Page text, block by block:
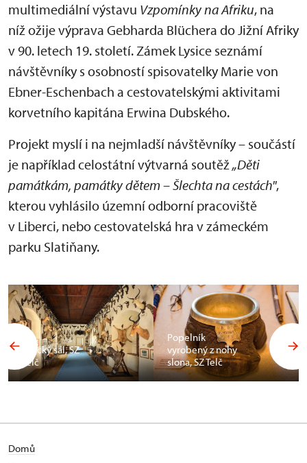
multimediální výstavu Vzpomínky na Afriku, na
níž ožije výprava Gebharda Blüchera do Jižní Afriky
v 90. letech 19. století. Zámek Lysice seznámí
návštěvníky s osobností spisovatelky Marie von
Ebner-Eschenbach a cestovatelskými aktivitami
korvetního kapitána Erwina Dubského.
Projekt myslí i na nejmladší návštěvníky – součástí
je například celostátní výtvarná soutěž„Děti
památkám, památky dětem – Šlechta na cestách",
kterou vyhlásilo územní odborní pracoviště
v Liberci, nebo cestovatelská hra v zámeckém
parku Slatiňany.
Africký sál, SZ
Telč
Popelník
vyrobený z nohy
slona, SZ Telč
Domů